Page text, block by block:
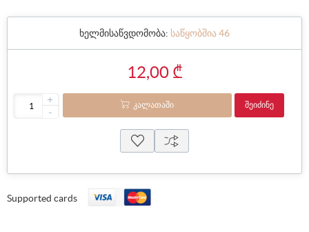
ხელმისაწვდომობა: საწყობშია 46
12,00 ₾
+
-
ᲙᲐᲚᲐᲗᲐᲨᲘ ᲨᲔᲘᲫᲘᲜᲔ
Supported cards